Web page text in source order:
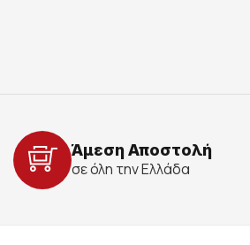
Άμεση Αποστολή
σε όλη την Ελλάδα